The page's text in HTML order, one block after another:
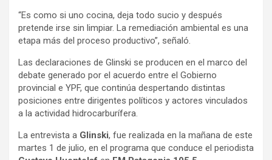
“Es como si uno cocina, deja todo sucio y después
pretende irse sin limpiar. La remediación ambiental es una
etapa más del proceso productivo”, señaló.
Las declaraciones de Glinski se producen en el marco del
debate generado por el acuerdo entre el Gobierno
provincial e YPF, que continúa despertando distintas
posiciones entre dirigentes políticos y actores vinculados
a la actividad hidrocarburífera.
La entrevista a Glinski, fue realizada en la mañana de este
martes 1 de julio, en el programa que conduce el periodista